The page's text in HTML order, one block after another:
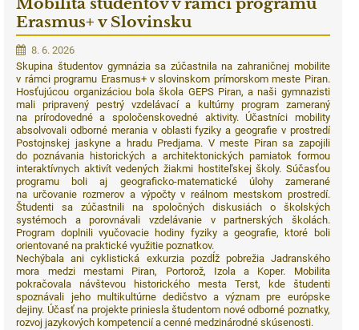
Mobilita študentov v rámci programu
Erasmus+ v Slovinsku
8. 6. 2026
Skupina študentov gymnázia sa zúčastnila na zahraničnej mobilite
v rámci programu Erasmus+ v slovinskom prímorskom meste Piran.
Hosťujúcou organizáciou bola škola GEPS Piran, a naši gymnazisti
mali pripravený pestrý vzdelávací a kultúrny program zameraný
na prírodovedné a spoločenskovedné aktivity. Účastníci mobility
absolvovali odborné merania v oblasti fyziky a geografie v prostredí
Postojnskej jaskyne a hradu Predjama. V meste Piran sa zapojili
do poznávania historických a architektonických pamiatok formou
interaktívnych aktivít vedených žiakmi hostiteľskej školy. Súčasťou
programu boli aj geograficko-matematické úlohy zamerané
na určovanie rozmerov a výpočty v reálnom mestskom prostredí.
Študenti sa zúčastnili na spoločných diskusiách o školských
systémoch a porovnávali vzdelávanie v partnerských školách.
Program doplnili vyučovacie hodiny fyziky a geografie, ktoré boli
orientované na praktické využitie poznatkov.
Nechýbala ani cyklistická exkurzia pozdĺž pobrežia Jadranského
mora medzi mestami Piran, Portorož, Izola a Koper. Mobilita
pokračovala návštevou historického mesta Terst, kde študenti
spoznávali jeho multikultúrne dedičstvo a význam pre európske
dejiny. Účasť na projekte priniesla študentom nové odborné poznatky,
rozvoj jazykových kompetencií a cenné medzinárodné skúsenosti.